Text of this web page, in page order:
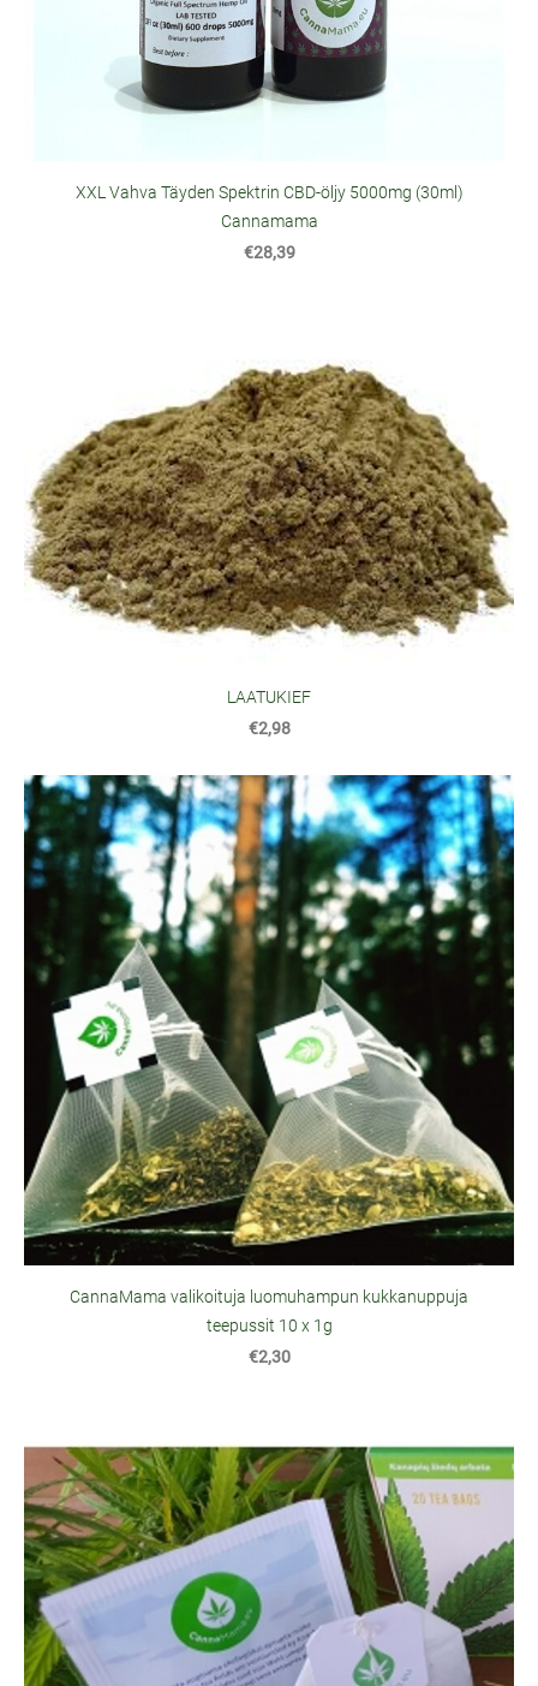
XXL Vahva Täyden Spektrin CBD-öljy 5000mg (30ml)
Cannamama
€28,39
LAATUKIEF
€2,98
CannaMama valikoituja luomuhampun kukkanuppuja
teepussit 10 x 1g
€2,30